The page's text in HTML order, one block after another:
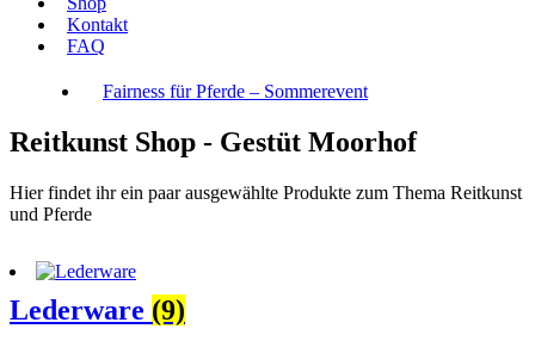
Kontakt
FAQ
Fairness für Pferde – Sommerevent
Reitkunst Shop - Gestüt Moorhof
Hier findet ihr ein paar ausgewählte Produkte zum Thema Reitkunst
und Pferde
Lederware (9)